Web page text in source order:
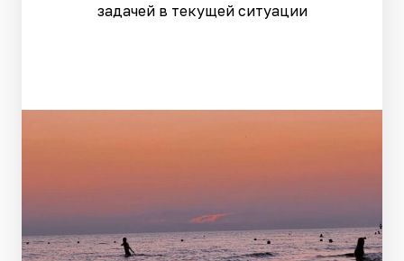
задачей в текущей ситуации